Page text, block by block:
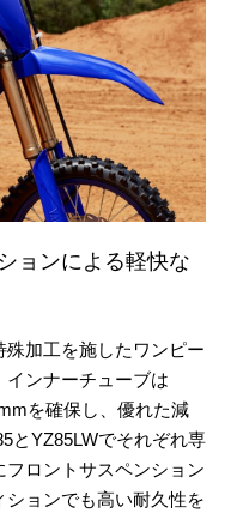
ョンによる軽快な
加工を施したワンピー
ンナーチューブは
を確保し、優れた減
とYZ85LWでそれぞれ専
ロントサスペンション
ョンでも高い耐久性を